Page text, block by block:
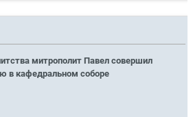
митрополит Павел совершил
в кафедральном соборе